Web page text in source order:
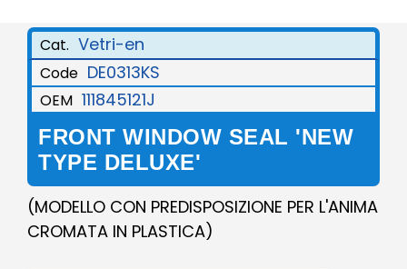
Cat. Vetri-en
Code DE0313KS
OEM 111845121J
FRONT WINDOW SEAL 'NEW
TYPE DELUXE'
(MODELLO CON PREDISPOSIZIONE PER L'ANIMA
CROMATA IN PLASTICA)